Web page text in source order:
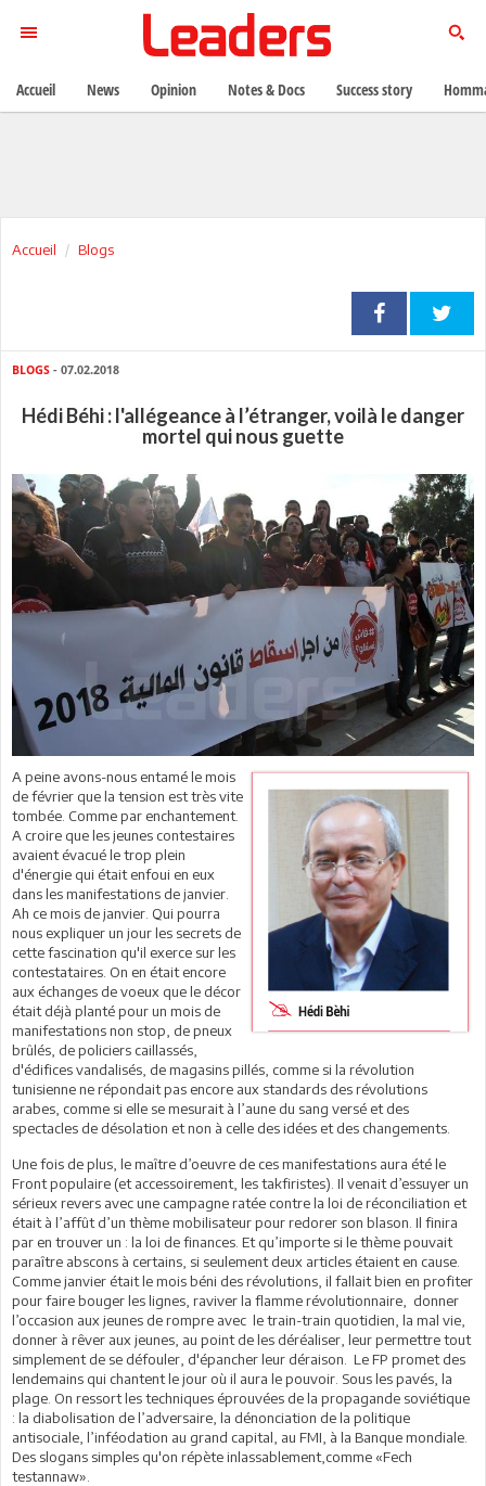
Accueil Blogs
BLOGS - 07.02.2018
Hédi Béhi : l'allégeance à l’étranger, voilà le danger
mortel qui nous guette
A peine avons-nous entamé le mois
de février que la tension est très vite
tombée. Comme par enchantement.
A croire que les jeunes contestaires
avaient évacué le trop plein
d'énergie qui était enfoui en eux
dans les manifestations de janvier.
Ah ce mois de janvier. Qui pourra
nous expliquer un jour les secrets de
cette fascination qu'il exerce sur les
contestataires. On en était encore
aux échanges de voeux que le décor
était déjà planté pour un mois de
manifestations non stop, de pneux
brûlés, de policiers caillassés,
d'édifices vandalisés, de magasins pillés, comme si la révolution
tunisienne ne répondait pas encore aux standards des révolutions
arabes, comme si elle se mesurait à l’aune du sang versé et des
spectacles de désolation et non à celle des idées et des changements.
Une fois de plus, le maître d’oeuvre de ces manifestations aura été le
Front populaire (et accessoirement, les takfiristes). Il venait d’essuyer un
sérieux revers avec une campagne ratée contre la loi de réconciliation et
était à l’affût d’un thème mobilisateur pour redorer son blason. Il finira
par en trouver un : la loi de finances. Et qu’importe si le thème pouvait
paraître abscons à certains, si seulement deux articles étaient en cause.
Comme janvier était le mois béni des révolutions, il fallait bien en profiter
pour faire bouger les lignes, raviver la flamme révolutionnaire, donner
l’occasion aux jeunes de rompre avec le train-train quotidien, la mal vie,
donner à rêver aux jeunes, au point de les déréaliser, leur permettre tout
simplement de se défouler, d'épancher leur déraison. Le FP promet des
lendemains qui chantent le jour où il aura le pouvoir. Sous les pavés, la
plage. On ressort les techniques éprouvées de la propagande soviétique
: la diabolisation de l’adversaire, la dénonciation de la politique
antisociale, l’inféodation au grand capital, au FMI, à la Banque mondiale.
Des slogans simples qu'on répète inlassablement,comme «Fech
testannaw».
Accueil News Opinion Notes & Docs Success story